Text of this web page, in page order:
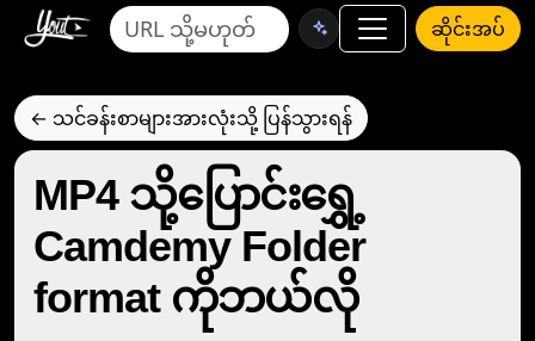
ဆိုင်းအပ်
← သင်ခန်းစာများအားလုံးသို့ ပြန်သွားရန်
MP4 သို့ပြောင်းရွှေ့
Camdemy Folder
format ကိုဘယ်လို